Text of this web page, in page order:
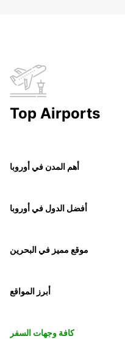
Top Airports
أهم المدن في أوروبا
أفضل الدول في أوروبا
موقع مميز في البحرين
أبرز المواقع
كافة وجهات السفر